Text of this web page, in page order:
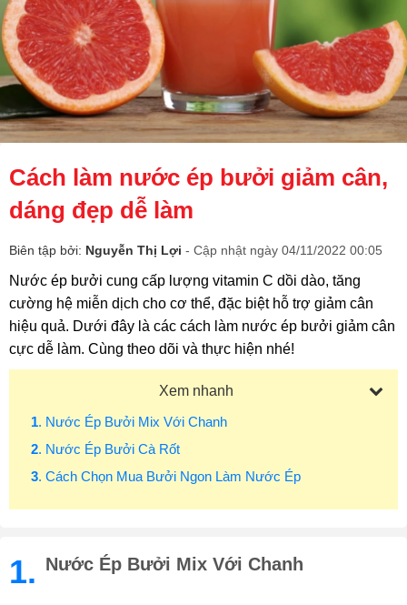
Cách làm nước ép bưởi giảm cân,
dáng đẹp dễ làm
Biên tập bởi: Nguyễn Thị Lợi - Cập nhật ngày 04/11/2022 00:05
Nước ép bưởi cung cấp lượng vitamin C dồi dào, tăng
cường hệ miễn dịch cho cơ thể, đặc biệt hỗ trợ giảm cân
hiệu quả. Dưới đây là các cách làm nước ép bưởi giảm cân
cực dễ làm. Cùng theo dõi và thực hiện nhé!
Xem nhanh
1. Nước Ép Bưởi Mix Với Chanh
2. Nước Ép Bưởi Cà Rốt
3. Cách Chọn Mua Bưởi Ngon Làm Nước Ép
1. Nước Ép Bưởi Mix Với Chanh